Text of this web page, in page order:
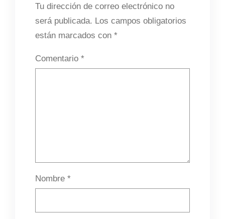
Tu dirección de correo electrónico no
será publicada. Los campos obligatorios
están marcados con *
Comentario *
Nombre *